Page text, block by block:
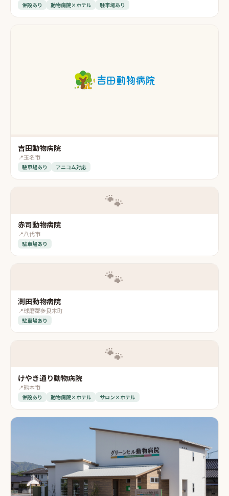
併設あり 動物病院×ホテル 駐車場あり
吉田動物病院
📍玉名市
駐車場あり アニコム対応
🐾
赤司動物病院
📍八代市
駐車場あり
🐾
渕田動物病院
📍球磨郡多良木町
駐車場あり
🐾
けやき通り動物病院
📍熊本市
併設あり 動物病院×ホテル サロン×ホテル